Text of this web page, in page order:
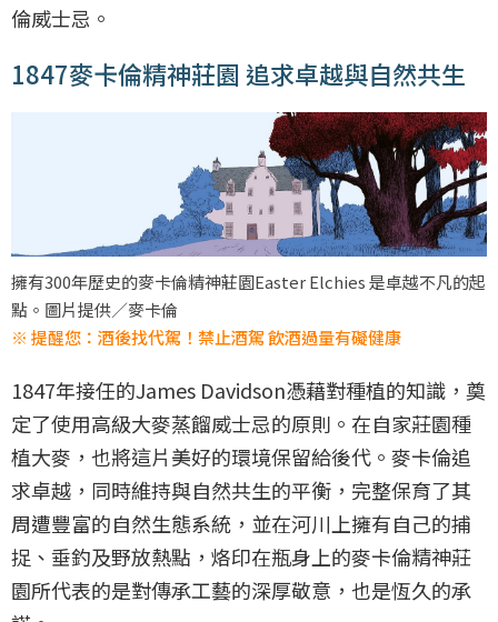
倫威士忌。
1847麥卡倫精神莊園 追求卓越與自然共生
擁有300年歷史的麥卡倫精神莊園Easter Elchies 是卓越不凡的起
點。圖片提供／麥卡倫
※ 提醒您：酒後找代駕！禁止酒駕 飲酒過量有礙健康
1847年接任的James Davidson憑藉對種植的知識，奠
定了使用高級大麥蒸餾威士忌的原則。在自家莊園種
植大麥，也將這片美好的環境保留給後代。麥卡倫追
求卓越，同時維持與自然共生的平衡，完整保育了其
周遭豐富的自然生態系統，並在河川上擁有自己的捕
捉、垂釣及野放熱點，烙印在瓶身上的麥卡倫精神莊
園所代表的是對傳承工藝的深厚敬意，也是恆久的承